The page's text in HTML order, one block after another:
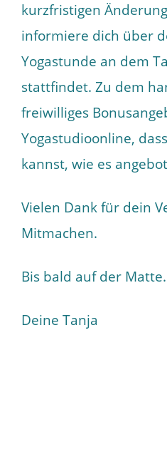
kurzfristigen
informiere dich über
Yogastunde an dem
stattfindet. Zu dem
freiwilliges
Yogastudioonline,
kannst, wie es
Vielen Dank für dein
Mitmachen.
Bis bald auf der Matte.
Deine Tanja